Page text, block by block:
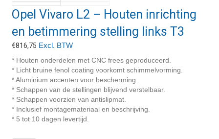
Opel Vivaro L2 – Houten inrichting
en betimmering stelling links T3
€816,75 Excl. BTW
* Houten onderdelen met CNC frees geproduceerd.
* Licht bruine fenol coating voorkomt schimmelvorming.
* Aluminium accenten voor bescherming.
* Schappen van de stellingen blijvend verstelbaar.
* Schappen voorzien van antislipmat.
* Inclusief montagemateriaal en beschrijving.
* 5 tot 10 dagen levertijd.